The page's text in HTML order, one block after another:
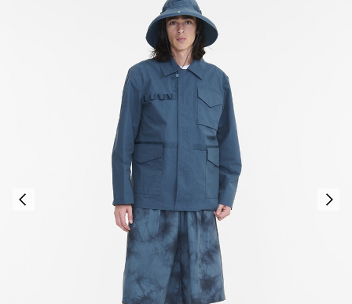
【最大50%OFF】FINAL SALEがスタート！
ログイン/会員登録で送料＆返品無料
AIGLE CLUB ポイントサービス終了のお知らせ